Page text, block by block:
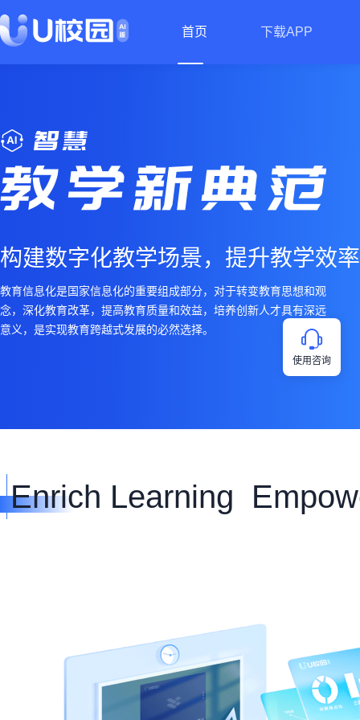
首页 下载APP
构建数字化教学场景，提升教学效率
教育信息化是国家信息化的重要组成部分，对于转变教育思想和观
念，深化教育改革，提高教育质量和效益，培养创新人才具有深远
意义，是实现教育跨越式发展的必然选择。
Enrich Learning
使用咨询